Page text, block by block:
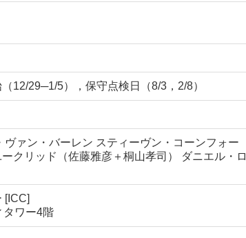
12/29─1/5），保守点検日（8/3，2/8）
ァン・バーレン スティーヴン・コーンフォー
クリッド（佐藤雅彦＋桐山孝司） ダニエル・ロ
[ICC]
タワー4階